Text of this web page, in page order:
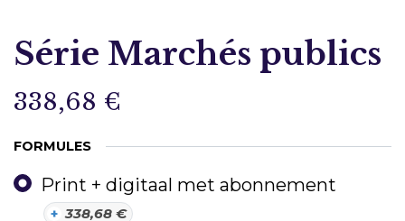
Série Marchés publics
338,68 €
FORMULES
Print + digitaal met abonnement
+ 338,68 €